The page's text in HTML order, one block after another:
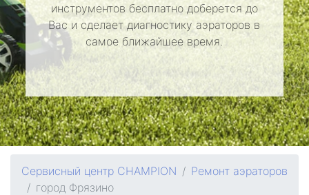
инструментов бесплатно доберется до
Вас и сделает диагностику аэраторов в
самое ближайшее время.
Сервисный центр CHAMPION
Ремонт аэраторов
город Фрязино